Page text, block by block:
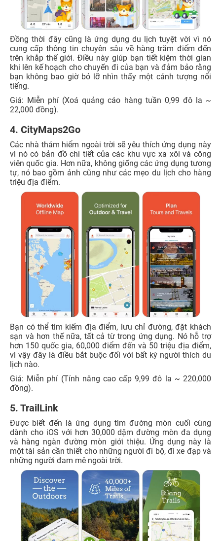
Đồng thời đây cũng là ứng dụng du lịch tuyệt vời vì nó
cung cấp thông tin chuyên sâu về hàng trăm điểm đến
trên khắp thế giới. Điều này giúp bạn tiết kiệm thời gian
khi lên kế hoạch cho chuyến đi của bạn và đảm bảo rằng
bạn không bao giờ bỏ lỡ nhìn thấy một cảnh tượng nổi
tiếng.
Giá: Miễn phí (Xoá quảng cáo hàng tuần 0,99 đô la ~
22,000 đồng).
4. CityMaps2Go
Các nhà thám hiểm ngoài trời sẽ yêu thích ứng dụng này
vì nó có bản đồ chi tiết của các khu vực xa xôi và công
viên quốc gia. Hơn nữa, không giống các ứng dụng tương
tự, nó bao gồm ảnh cũng như các mẹo du lịch cho hàng
triệu địa điểm.
Bạn có thể tìm kiếm địa điểm, lưu chỉ đường, đặt khách
sạn và hơn thế nữa, tất cả từ trong ứng dụng. Nó hỗ trợ
hơn 150 quốc gia, 60,000 điểm đến và 50 triệu địa điểm,
vì vậy đây là điều bắt buộc đối với bất kỳ người thích du
lịch nào.
Giá: Miễn phí (Tính năng cao cấp 9,99 đô la ~ 220,000
đồng).
5. TrailLink
Được biết đến là ứng dụng tìm đường mòn cuối cùng
dành cho iOS với hơn 30,000 dặm đường mòn đa dụng
và hàng ngàn đường mòn giới thiệu. Ứng dụng này là
một tài sản cần thiết cho những người đi bộ, đi xe đạp và
những người đam mê ngoài trời.